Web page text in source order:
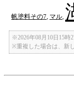
帆塗料その7 マル
※2026年08月10日15時
※重複した場合は、新